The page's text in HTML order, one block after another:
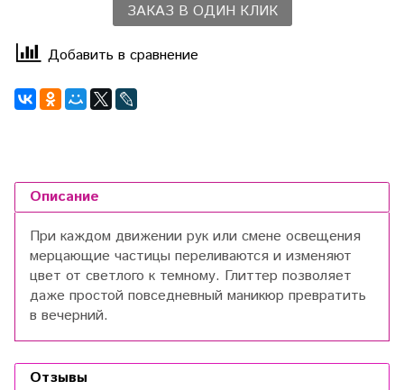
ЗАКАЗ В ОДИН КЛИК
Добавить в сравнение
Описание
При каждом движении рук или смене освещения
мерцающие частицы переливаются и изменяют
цвет от светлого к темному. Глиттер позволяет
даже простой повседневный маникюр превратить
в вечерний.
Отзывы